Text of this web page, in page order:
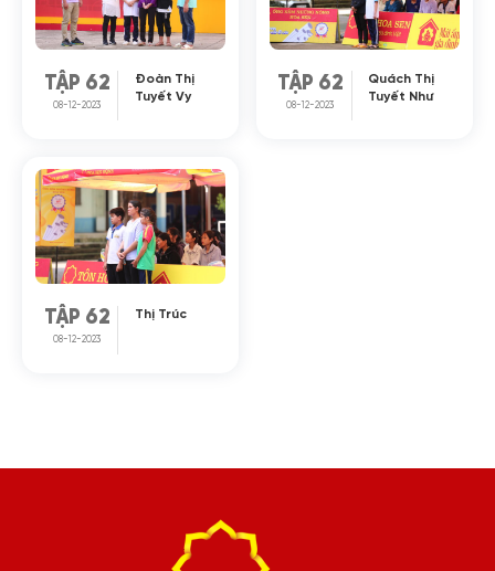
TẬP 62
08-12-2023
Đoàn Thị
Tuyết Vy
TẬP 62
08-12-2023
Quách Thị
Tuyết Như
TẬP 62
08-12-2023
Thị Trúc